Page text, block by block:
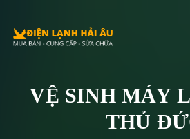
VỆ SINH MÁY
THỦ
thu-duc
,
Số 40 Đường Số 2, Trường Thọ
+84979209223